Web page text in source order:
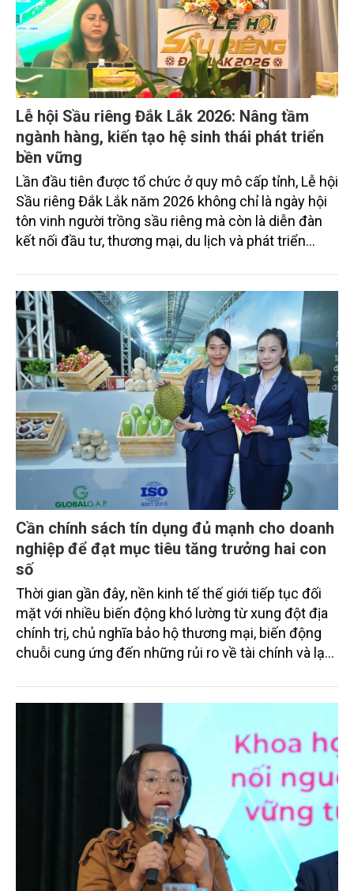
Lễ hội Sầu riêng Đắk Lắk 2026: Nâng tầm
ngành hàng, kiến tạo hệ sinh thái phát triển
bền vững
Lần đầu tiên được tổ chức ở quy mô cấp tỉnh, Lễ hội
Sầu riêng Đắk Lắk năm 2026 không chỉ là ngày hội
tôn vinh người trồng sầu riêng mà còn là diễn đàn
kết nối đầu tư, thương mại, du lịch và phát triển
Lắk - Kết nối vươn xa", chuỗi 17 hoạt động của lễ hội
được kỳ vọng tạo động lực quảng bá thương hiệu,
mở rộng thị trường xuất khẩu và từng bước hình
thành hệ sinh thái sầu riêng phát triển bền vững.
Cần chính sách tín dụng đủ mạnh cho doanh
nghiệp để đạt mục tiêu tăng trưởng hai con
số
Thời gian gần đây, nền kinh tế thế giới tiếp tục đối
mặt với nhiều biến động khó lường từ xung đột địa
chính trị, chủ nghĩa bảo hộ thương mại, biến động
chuỗi cung ứng đến những rủi ro về tài chính và lạm
của Việt Nam không chỉ đòi hỏi quyết tâm chính trị
đặc biệt là chính sách tín dụng đối với khu vực